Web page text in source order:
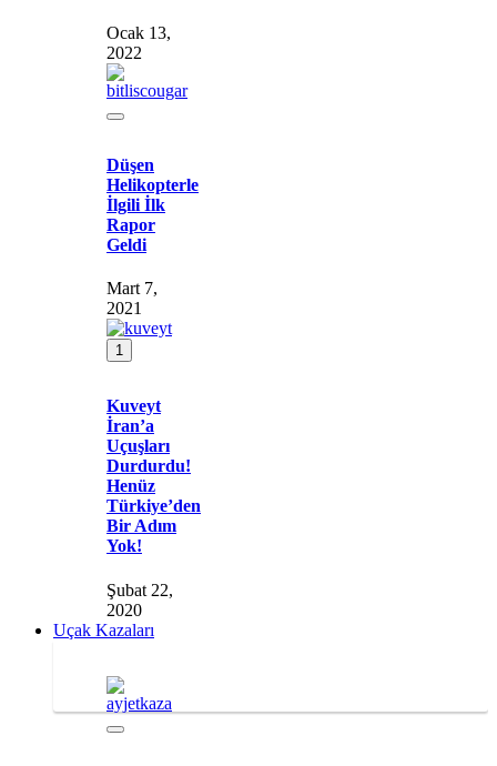
Ocak 13,
2022
Düşen
Helikopterle
İlgili İlk
Rapor
Geldi
Mart 7,
2021
1
Kuveyt
İran’a
Uçuşları
Durdurdu!
Henüz
Türkiye’den
Bir Adım
Yok!
Şubat 22,
2020
Uçak Kazaları